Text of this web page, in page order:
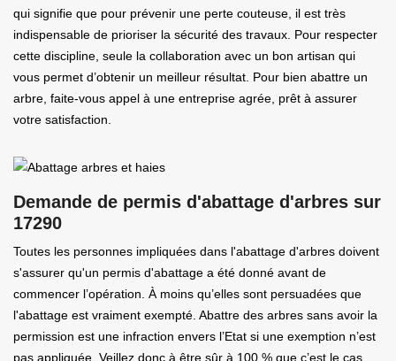
qui signifie que pour prévenir une perte couteuse, il est très
indispensable de prioriser la sécurité des travaux. Pour respecter
cette discipline, seule la collaboration avec un bon artisan qui
vous permet d’obtenir un meilleur résultat. Pour bien abattre un
arbre, faite-vous appel à une entreprise agrée, prêt à assurer
votre satisfaction.
Demande de permis d'abattage d'arbres sur
17290
Toutes les personnes impliquées dans l'abattage d'arbres doivent
s'assurer qu'un permis d'abattage a été donné avant de
commencer l’opération. À moins qu’elles sont persuadées que
l'abattage est vraiment exempté. Abattre des arbres sans avoir la
permission est une infraction envers l’Etat si une exemption n’est
pas appliquée. Veillez donc à être sûr à 100 % que c’est le cas.